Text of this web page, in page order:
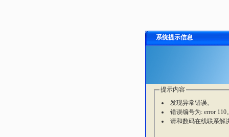
系统提示信息
提示内容
发现异常错误。
错误编号为: error 110
请和数码在线联系解